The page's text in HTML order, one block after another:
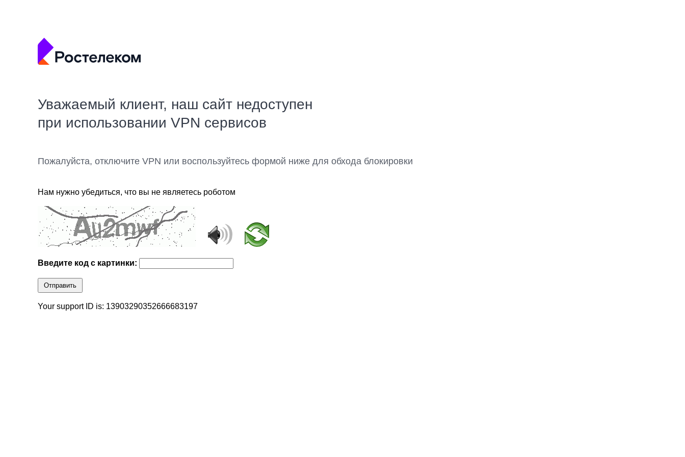
Уважаемый клиент, наш сайт недоступен
при использовании VPN сервисов
Пожалуйста, отключите VPN или воспользуйтесь формой ниже для обхода блокировки
Нам нужно убедиться, что вы не являетесь роботом
Введите код с картинки:
Отправить
Your support ID is: 13903290352666683197